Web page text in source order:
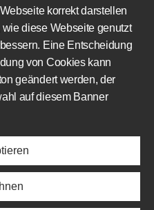
931
459
uns
korrekt darstellen
diese Webseite genutzt
Eine Entscheidung
von Cookies kann
geändert werden, der
auf diesem Banner